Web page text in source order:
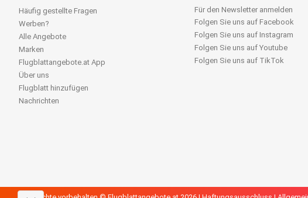
Häufig gestellte Fragen
Werben?
Alle Angebote
Marken
Flugblattangebote.at App
Über uns
Flugblatt hinzufügen
Nachrichten
Für den Newsletter anmelden
Folgen Sie uns auf Facebook
Folgen Sie uns auf Instagram
Folgen Sie uns auf Youtube
Folgen Sie uns auf TikTok